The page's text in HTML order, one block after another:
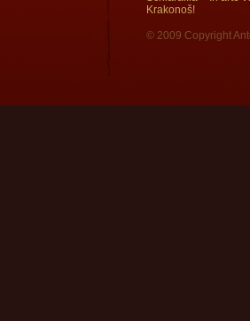
Krakonoš!
© 2009 Copyright